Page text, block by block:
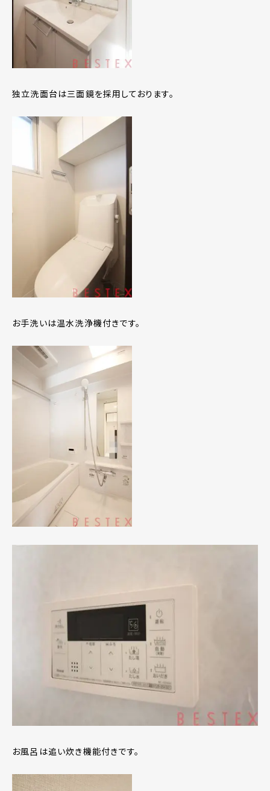
独立洗面台は三面鏡を採用しております。
お手洗いは温水洗浄機付きです。
お風呂は追い炊き機能付きです。